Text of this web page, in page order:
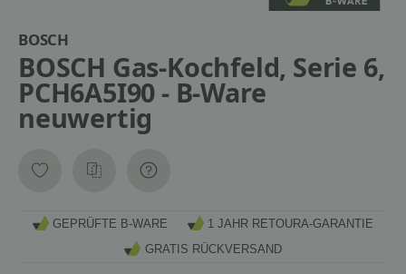
BOSCH
BOSCH Gas-Kochfeld, Serie 6,
PCH6A5I90 - B-Ware
neuwertig
GEPRÜFTE B-WARE
1 JAHR RETOURA-GARANTIE
GRATIS RÜCKVERSAND